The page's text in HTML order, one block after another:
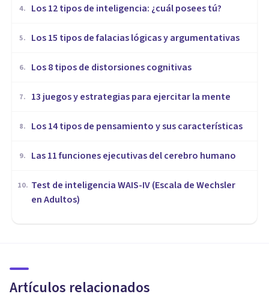
4. Los 12 tipos de inteligencia: ¿cuál posees tú?
5. Los 15 tipos de falacias lógicas y argumentativas
6. Los 8 tipos de distorsiones cognitivas
7. 13 juegos y estrategias para ejercitar la mente
8. Los 14 tipos de pensamiento y sus características
9. Las 11 funciones ejecutivas del cerebro humano
10. Test de inteligencia WAIS-IV (Escala de Wechsler
en Adultos)
Artículos relacionados
de Raven